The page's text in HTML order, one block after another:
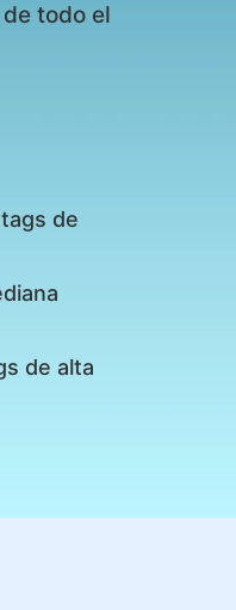
todo el
de
de alta